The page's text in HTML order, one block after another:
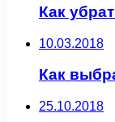
Как
10.03.2018
Как
25.10.2018